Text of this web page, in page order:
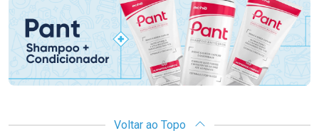
Voltar ao Topo